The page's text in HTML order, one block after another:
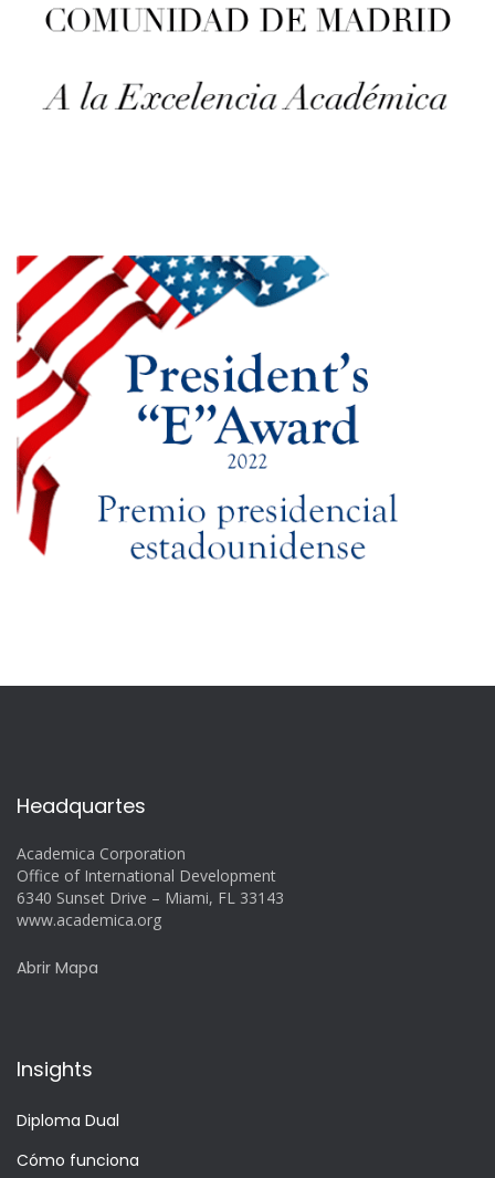
Headquartes
Academica Corporation
Office of International Development
6340 Sunset Drive – Miami, FL 33143
www.academica.org
Abrir Mapa
Insights
Diploma Dual
Cómo funciona